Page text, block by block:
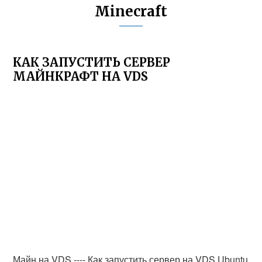
Minecraft
КАК ЗАПУСТИТЬ СЕРВЕР
МАЙНКРАФТ НА VDS